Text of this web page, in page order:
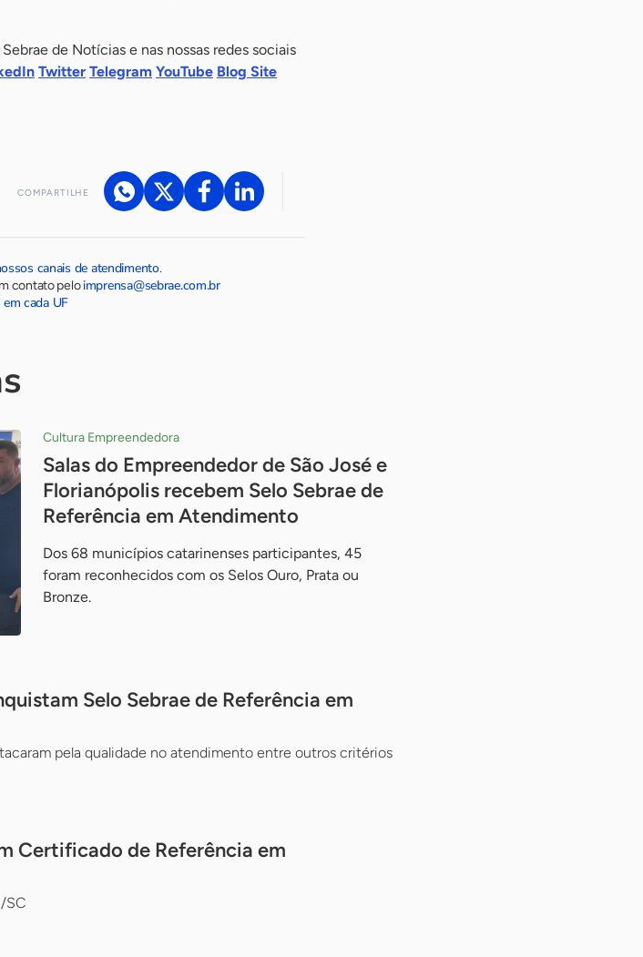
de Notícias e nas nossas redes sociais
Twitter Telegram YouTube Blog Site
COMPARTILHE
canais de atendimento.
contato peloimprensa@sebrae.com.br
cada UF
Cultura Empreendedora
Salas do Empreendedor de São José e
Florianópolis recebem Selo Sebrae de
Referência em Atendimento
Dos 68 municípios catarinenses participantes, 45
foram reconhecidos com os Selos Ouro, Prata ou
Bronze.
Selo Sebrae de Referência em
pela qualidade no atendimento entre outros critérios
Certificado de Referência em
SC